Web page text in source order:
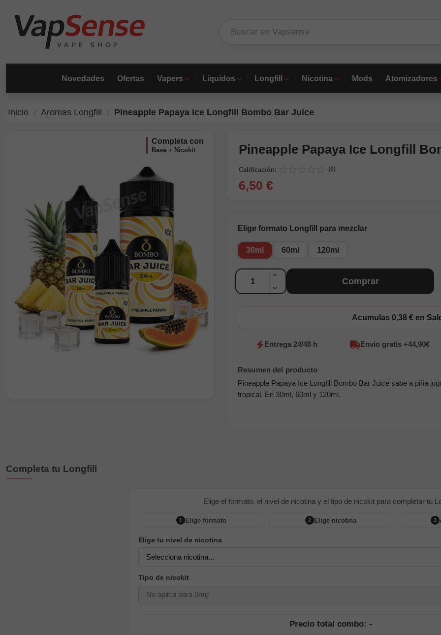
Novedades Ofertas Vapers Líquidos Longfill Nicotina Mods Atomizadores
Inicio Aromas Longfill Pineapple Papaya Ice Longfill Bombo Bar Juice
completa con
Base + Nicokit Pineapple Papaya Ice Longfill
Calificación: (0)
6,50 €
Elige formato Longfill para mezclar
30ml 60ml 120ml
Cantidad
Comprar
Acumulas 0,38 € en
Entrega 24/48 h Envío gratis +44,90€
Pineapple Papaya Ice Longfill Bombo Bar Juice sabe a piña
tropical. En 30ml, 60ml y 120ml.
Completa tu Longfill
Elige el formato, el nivel de nicotina y el tipo de nicokit para completar tu
1 Elige formato 2 Elige nicotina 3
Elige tu nivel de nicotina
Tipo de nicokit
Precio total combo: -